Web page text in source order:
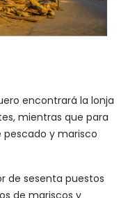
encontrará la lonja
mientras que para
y marisco
de sesenta puestos
de mariscos y